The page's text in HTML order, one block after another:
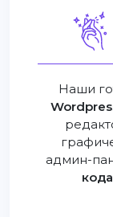
Наши
админ-
кода